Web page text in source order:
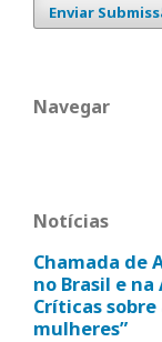
Enviar
Navegar
Notícias
Chamada de
no Brasil e
Críticas
mulheres”